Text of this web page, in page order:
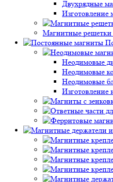
Двухрядные
Изготовление
Магнитные решетки
Неодимовые
Неодимовые
Неодимовые
Изготовление